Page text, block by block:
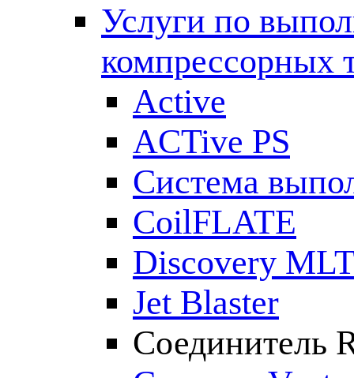
Услуги по
компрессорных
Active
ACTive PS
Система
CoilFLATE
Discovery
Jet Blaster
Соединитель